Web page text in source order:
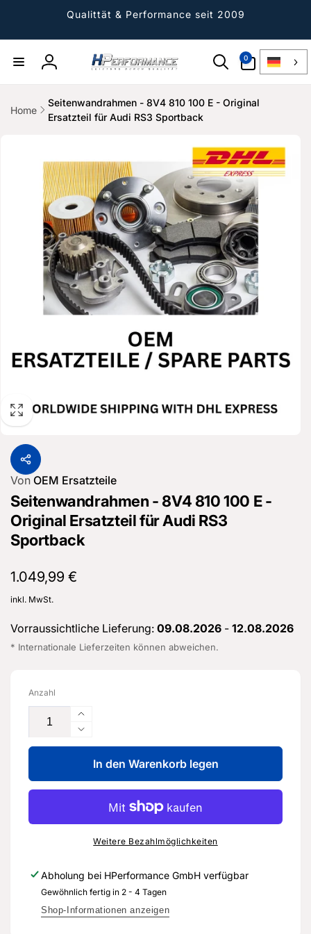
Qualittät & Performance seit 2009
Einloggen
0
Artikel
Home
Seitenwandrahmen - 8V4 810 100 E - Original
Ersatzteil für Audi RS3 Sportback
Von OEM Ersatzteile
Seitenwandrahmen - 8V4 810 100 E -
Original Ersatzteil für Audi RS3
Sportback
Normaler
Preis
1.049,99 €
inkl. MwSt.
Vorraussichtliche Lieferung: 09.08.2026 - 12.08.2026
* Internationale Lieferzeiten können abweichen.
Anzahl
Erhöhe
die
Menge
für
Seitenwandrahmen
-
810
100
Original
Ersatzteil
für
Verringere
die
Menge
für
Seitenwandrahmen
8V4
810
-
Original
Ersatzteil
In den Warenkorb legen
Weitere Bezahlmöglichkeiten
Abholung bei HPerformance GmbH verfügbar
Gewöhnlich fertig in 2 - 4 Tagen
Shop-Informationen anzeigen